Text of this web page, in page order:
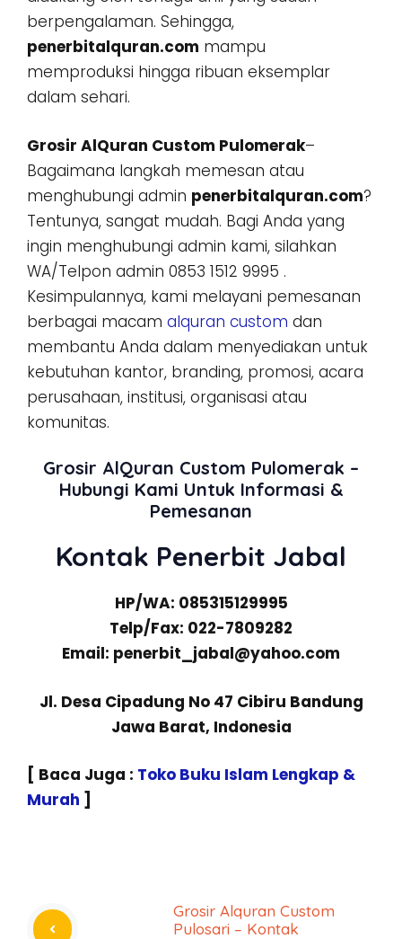
berpengalaman. Sehingga,
penerbitalquran.com mampu
memproduksi hingga ribuan eksemplar
dalam sehari.
Grosir AlQuran Custom Pulomerak–
Bagaimana langkah memesan atau
menghubungi admin penerbitalquran.com?
Tentunya, sangat mudah. Bagi Anda yang
ingin menghubungi admin kami, silahkan
WA/Telpon admin 0853 1512 9995 .
Kesimpulannya, kami melayani pemesanan
berbagai macam alquran custom dan
membantu Anda dalam menyediakan untuk
kebutuhan kantor, branding, promosi, acara
perusahaan, institusi, organisasi atau
komunitas.
Grosir AlQuran Custom Pulomerak –
Hubungi Kami Untuk Informasi &
Pemesanan
Kontak Penerbit Jabal
HP/WA: 085315129995
Telp/Fax: 022-7809282
Email: penerbit_jabal@yahoo.com
Jl. Desa Cipadung No 47 Cibiru Bandung
Jawa Barat, Indonesia
[ Baca Juga : Toko Buku Islam Lengkap &
Murah ]
Grosir Alquran Custom
Pulosari – Kontak